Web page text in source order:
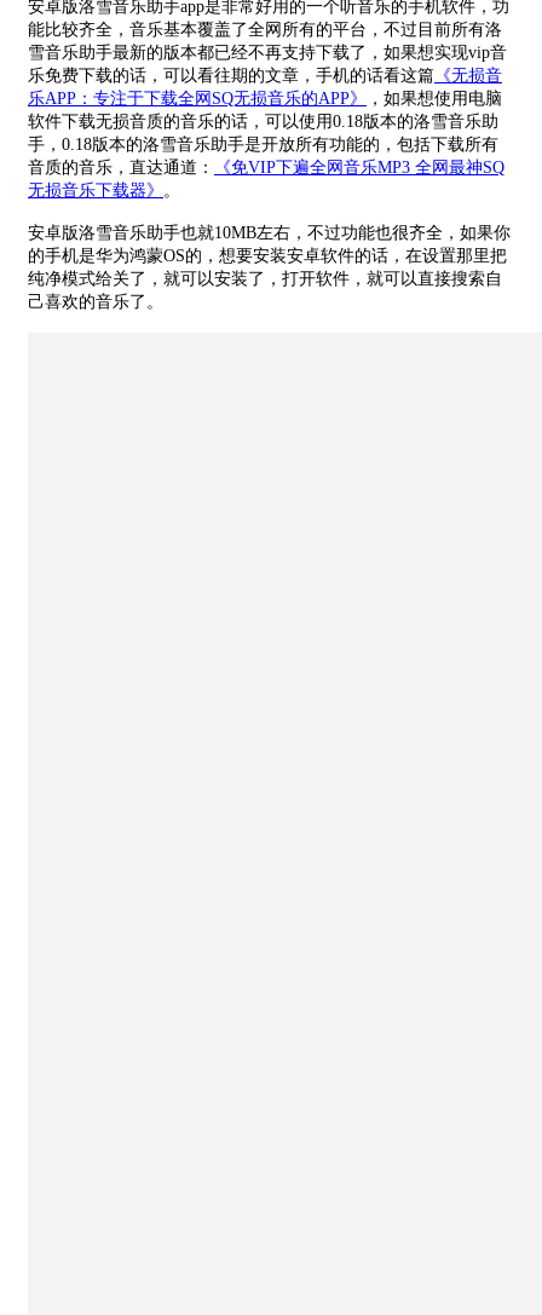
安卓版洛雪音乐助手app是非常好用的一个听音乐的手机软件，功
能比较齐全，音乐基本覆盖了全网所有的平台，不过目前所有洛
雪音乐助手最新的版本都已经不再支持下载了，如果想实现vip音
乐免费下载的话，可以看往期的文章，手机的话看这篇 《无损音
乐APP：专注于下载全网SQ无损音乐的APP》
，如果想使用电脑
软件下载无损音质的音乐的话，可以使用0.18版本的洛雪音乐助
手，0.18版本的洛雪音乐助手是开放所有功能的，包括下载所有
音质的音乐，直达通道：
《免VIP下遍全网音乐MP3 全网最神SQ
无损音乐下载器》
。
安卓版洛雪音乐助手也就10MB左右，不过功能也很齐全，如果你
的手机是华为鸿蒙OS的，想要安装安卓软件的话，在设置那里把
纯净模式给关了，就可以安装了，打开软件，就可以直接搜索自
己喜欢的音乐了。